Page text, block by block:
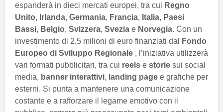
espanderà in dieci mercati europei, tra cui Regno
Unito, Irlanda, Germania, Francia, Italia, Paesi
Bassi, Belgio, Svizzera, Svezia e Norvegia. Con un
investimento di 2,5 milioni di euro finanziati dal
Fondo
Europeo di Sviluppo Regionale , l’iniziativa utilizzerà
vari formati pubblicitari, tra cui reels e storie sui social
media, banner interattivi, landing page e grafiche per
esterni. Si punta a mantenere una comunicazione
costante e a rafforzare il legame emotivo con il